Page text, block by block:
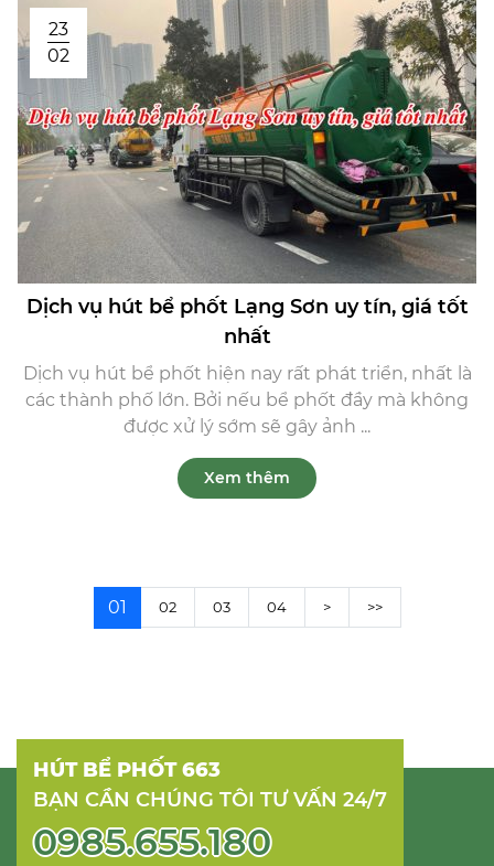
23
02
Dịch vụ hút bể phốt Lạng Sơn uy tín, giá tốt
nhất
Dịch vụ hút bể phốt hiện nay rất phát triển, nhất là
các thành phố lớn. Bởi nếu bể phốt đầy mà không
được xử lý sớm sẽ gây ảnh ...
Xem thêm
01 02 03 04 > >>
HÚT BỂ PHỐT 663
BẠN CẦN CHÚNG TÔI TƯ VẤN 24/7
0985.655.180